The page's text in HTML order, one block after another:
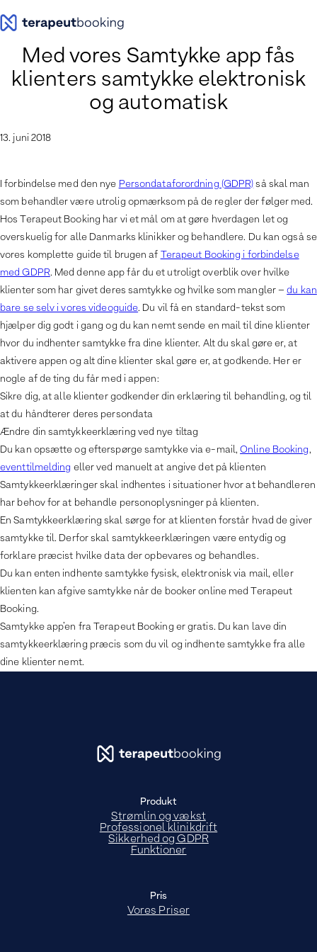
til
Med vores Samtykke app fås
klienters samtykke elektronisk
og automatisk
13. juni 2018
I forbindelse med den nyePersondataforordning (GDPR)så skal man
som behandler være utrolig opmærksom på de regler der følger med.
Hos Terapeut Booking har vi et mål om at gøre hverdagen let og
overskuelig for alle Danmarks klinikker og behandlere. Du kan også se
vores komplette guide til brugen afTerapeut Booking i forbindelse
med GDPR. Med denne app får du et utroligt overblik over hvilke
klienter som har givet deres samtykke og hvilke som mangler –du kan
bare se selv i vores videoguide. Du vil få en standard-tekst som
hjælper dig godt i gang og du kan nemt sende en mail til dine klienter
hvor du indhenter samtykke fra dine klienter. Alt du skal gøre er, at
aktivere appen og alt dine klienter skal gøre er, at godkende. Her er
nogle af de ting du får med i appen:
Sikre dig, at alle klienter godkender din erklæring til behandling, og til
at du håndterer deres persondata
Ændre din samtykkeerklæring ved nye tiltag
Du kan opsætte og efterspørge samtykke via e-mail,Online Booking,
eventtilmelding eller ved manuelt at angive det på klienten
Samtykkeerklæringer skal indhentes i situationer hvor at behandleren
har behov for at behandle personoplysninger på klienten.
En Samtykkeerklæring skal sørge for at klienten forstår hvad de giver
samtykke til. Derfor skal samtykkeerklæringen være entydig og
forklare præcist hvilke data der opbevares og behandles.
Du kan enten indhente samtykke fysisk, elektronisk via mail, eller
klienten kan afgive samtykke når de booker online med Terapeut
Booking.
Samtykke app’en fra Terapeut Booking er gratis. Du kan lave din
samtykkeerklæring præcis som du vil og indhente samtykke fra alle
dine klienter nemt.
Produkt
Strømlin og vækst
Professionel klinikdrift
Sikkerhed og GDPR
Funktioner
Pris
Vores Priser